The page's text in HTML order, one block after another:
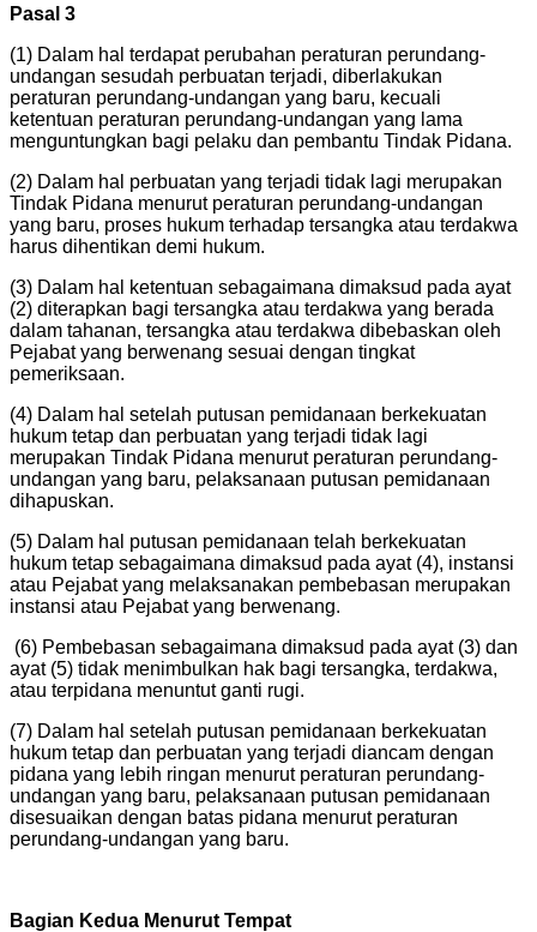
Pasal 3
(1) Dalam hal terdapat perubahan peraturan perundang-
undangan sesudah perbuatan terjadi, diberlakukan
peraturan perundang-undangan yang baru, kecuali
ketentuan peraturan perundang-undangan yang lama
menguntungkan bagi pelaku dan pembantu Tindak Pidana.
(2) Dalam hal perbuatan yang terjadi tidak lagi merupakan
Tindak Pidana menurut peraturan perundang-undangan
yang baru, proses hukum terhadap tersangka atau terdakwa
harus dihentikan demi hukum.
(3) Dalam hal ketentuan sebagaimana dimaksud pada ayat
(2) diterapkan bagi tersangka atau terdakwa yang berada
dalam tahanan, tersangka atau terdakwa dibebaskan oleh
Pejabat yang berwenang sesuai dengan tingkat
pemeriksaan.
(4) Dalam hal setelah putusan pemidanaan berkekuatan
hukum tetap dan perbuatan yang terjadi tidak lagi
merupakan Tindak Pidana menurut peraturan perundang-
undangan yang baru, pelaksanaan putusan pemidanaan
dihapuskan.
(5) Dalam hal putusan pemidanaan telah berkekuatan
hukum tetap sebagaimana dimaksud pada ayat (4), instansi
atau Pejabat yang melaksanakan pembebasan merupakan
instansi atau Pejabat yang berwenang.
(6) Pembebasan sebagaimana dimaksud pada ayat (3) dan
ayat (5) tidak menimbulkan hak bagi tersangka, terdakwa,
atau terpidana menuntut ganti rugi.
(7) Dalam hal setelah putusan pemidanaan berkekuatan
hukum tetap dan perbuatan yang terjadi diancam dengan
pidana yang lebih ringan menurut peraturan perundang-
undangan yang baru, pelaksanaan putusan pemidanaan
disesuaikan dengan batas pidana menurut peraturan
perundang-undangan yang baru.
Bagian Kedua Menurut Tempat